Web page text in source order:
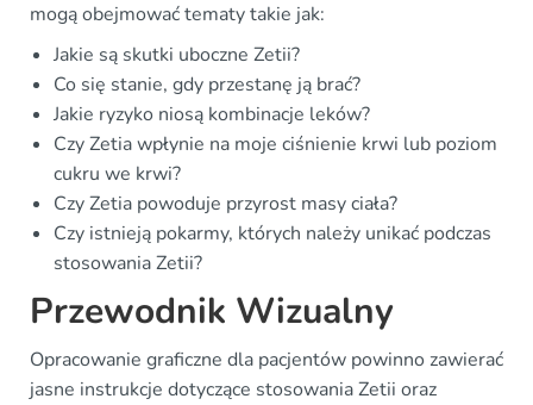
mogą obejmować tematy takie jak:
Jakie są skutki uboczne Zetii?
Co się stanie, gdy przestanę ją brać?
Jakie ryzyko niosą kombinacje leków?
Czy Zetia wpłynie na moje ciśnienie krwi lub poziom
cukru we krwi?
Czy Zetia powoduje przyrost masy ciała?
Czy istnieją pokarmy, których należy unikać podczas
stosowania Zetii?
Przewodnik Wizualny
Opracowanie graficzne dla pacjentów powinno zawierać
jasne instrukcje dotyczące stosowania Zetii oraz